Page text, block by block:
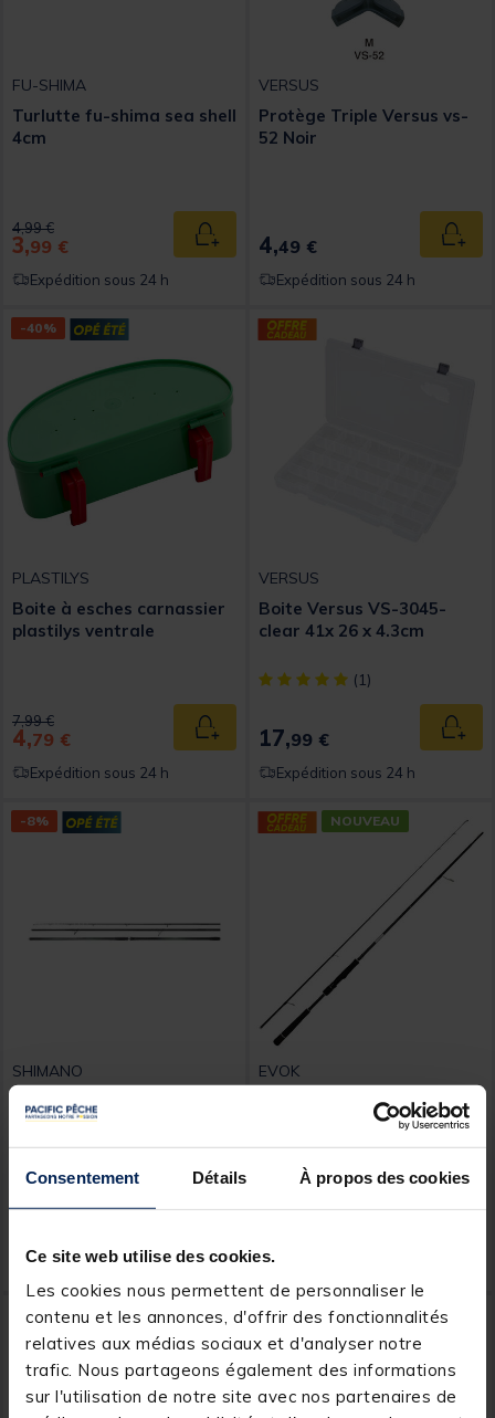
Consentement Détails À propos des cookies
Ce site web utilise des cookies.
Les cookies nous permettent de personnaliser le
contenu et les annonces, d'offrir des fonctionnalités
relatives aux médias sociaux et d'analyser notre
trafic. Nous partageons également des informations
sur l'utilisation de notre site avec nos partenaires de
FU-SHIMA
Turlutte fu-shima sea shell
4cm
Price reduced from
4,99 €to
3,99 € Ajouter au panier
Expédition sous 24 h
VERSUS
Protège Triple Versus vs-
52 Noir
4,49 €
Expédition sous 24 h
-40%
PLASTILYS
Boite à esches carnassier
plastilys ventrale
Price reduced from
7,99 €to
4,79 € Ajouter au panier
Expédition sous 24 h
VERSUS
Boite Versus VS-3045-
clear 41x 26 x 4.3cm
[object Object] out of 5
(1)
17,99 €
Expédition sous 24 h
-8%
SHIMANO
Canne Shimano Ultegra XR
Surf Tubular, 4,5m 250g
Low Rider
Price reduced from
424,00 €to
Expédition sous 24 h
NOUVEAU
EVOK
Canne Evok Sealest 732 ML
NOUVEAU